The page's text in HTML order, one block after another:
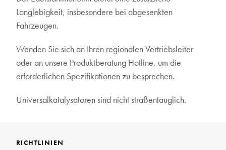
Langlebigkeit, insbesondere bei abgesenkten
Fahrzeugen.
Wenden Sie sich an Ihren regionalen Vertriebsleiter
oder an unsere Produktberatung Hotline, um die
erforderlichen Spezifikationen zu besprechen.
Universalkatalysatoren sind nicht straßentauglich.
RICHTLINIEN